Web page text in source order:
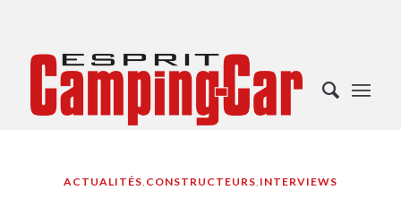
ACTUALITÉS, CONSTRUCTEURS, INTERVIEWS